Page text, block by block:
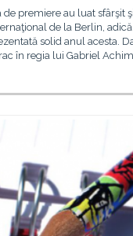
premiere au luat sfârşit
de la Berlin,
solid anul acesta.
în regia lui Gabriel